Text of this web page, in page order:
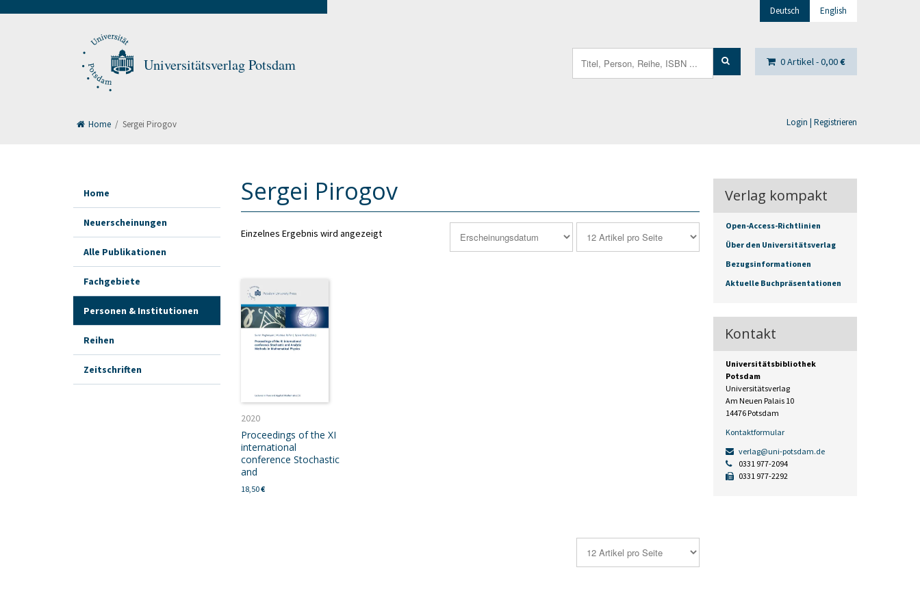
Universitätsverlag Potsdam
Deutsch English
0 Artikel -0,00€
Login | Registrieren
for:
Home / Sergei Pirogov
Sergei Pirogov
Einzelnes Ergebnis wird angezeigt
2020
Proceedings of the XI
international
conference Stochastic
and
18,50€
Home
Neuerscheinungen
Alle Publikationen
Fachgebiete
Personen & Institutionen
Reihen
Zeitschriften
Verlag kompakt
Open-Access-Richtlinien
Über den Universitätsverlag
Bezugsinformationen
Aktuelle Buchpräsentationen
Kontakt
Universitätsbibliothek
Potsdam
Universitätsverlag
Am Neuen Palais 10
14476 Potsdam
Kontaktformular
verlag@uni-potsdam.de
0331 977-2094
0331 977-2292